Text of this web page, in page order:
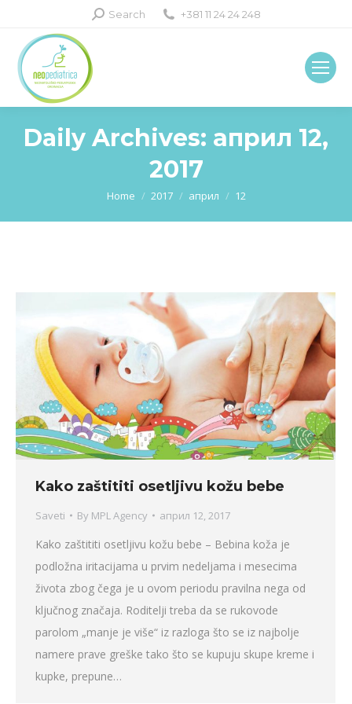
Search:
Search +381 11 24 24 248
Daily Archives: април 12,
2017
You are here:
Home 2017 април 12
Kako zaštititi osetljivu kožu bebe
Saveti By MPL Agency април 12, 2017
Kako zaštititi osetljivu kožu bebe – Bebina koža je
podložna iritacijama u prvim nedeljama i mesecima
života zbog čega je u ovom periodu pravilna nega od
ključnog značaja. Roditelji treba da se rukovode
parolom „manje je više“ iz razloga što se iz najbolje
namere prave greške tako što se kupuju skupe kreme i
kupke, prepune…